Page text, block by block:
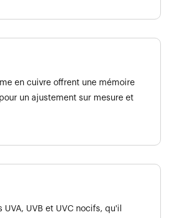
en cuivre offrent une mémoire
un ajustement sur mesure et
UVA, UVB et UVC nocifs, qu'il